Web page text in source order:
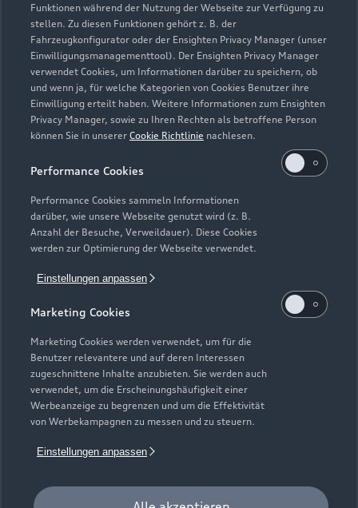
Funktionen während der Nutzung der Webseite zur Verfügung zu
stellen. Zu diesen Funktionen gehört z. B. der
Fahrzeugkonfigurator oder der Ensighten Privacy Manager (unser
Einwilligungsmanagementtool). Der Ensighten Privacy Manager
verwendet Cookies, um Informationen darüber zu speichern, ob
und wenn ja, für welche Kategorien von Cookies Benutzer ihre
Einwilligung erteilt haben. Weitere Informationen zum Ensighten
Privacy Manager, sowie zu Ihren Rechten als betroffene Person
können Sie in unserer Cookie Richtlinie nachlesen.
Performance Cookies
Performance Cookies sammeln Informationen
darüber, wie unsere Webseite genutzt wird (z. B.
Anzahl der Besuche, Verweildauer). Diese Cookies
werden zur Optimierung der Webseite verwendet.
Einstellungen anpassen
Marketing Cookies
Marketing Cookies werden verwendet, um für die
Benutzer relevantere und auf deren Interessen
zugeschnittene Inhalte anzubieten. Sie werden auch
verwendet, um die Erscheinungshäufigkeit einer
Werbeanzeige zu begrenzen und um die Effektivität
von Werbekampagnen zu messen und zu steuern.
Einstellungen anpassen
Zur Inspektion
Zurück nach oben
Alle Modelle
Modelle vergleichen
Kaufen & leasen
Neuwagensuche
Gebrauchtwagensuche
Gebrauchtwagen
Finanzierung
Aktionen & Angebote
Geschäftskunden
Service & Zubehör
Garantie
Audi digital services
myAudi
Support
Kundenservice
Händlersuche
Audi Code
Online-Terminvereinbarung
Über Audi
Unternehmen
Karriere
Investor Relations
Impressum